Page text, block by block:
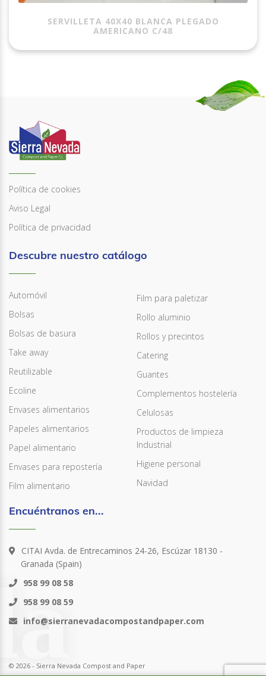
SERVILLETA 40X40 BLANCA PLEGADO
AMERICANO C/48
Política de cookies
Aviso Legal
Política de privacidad
Descubre nuestro catálogo
Automóvil
Bolsas
Bolsas de basura
Take away
Reutilizable
Ecoline
Envases alimentarios
Papeles alimentarios
Papel alimentario
Envases para repostería
Film alimentario
Film para paletizar
Rollo aluminio
Rollos y precintos
Catering
Guantes
Complementos hostelería
Celulosas
Productos de limpieza
Industrial
Higiene personal
Navidad
Encuéntranos en...
CITAI Avda. de Entrecaminos 24-26, Escúzar 18130 -
Granada (Spain)
958 99 08 58
958 99 08 59
info@sierranevadacompostandpaper.com
© 2026 - Sierra Nevada Compost and Paper